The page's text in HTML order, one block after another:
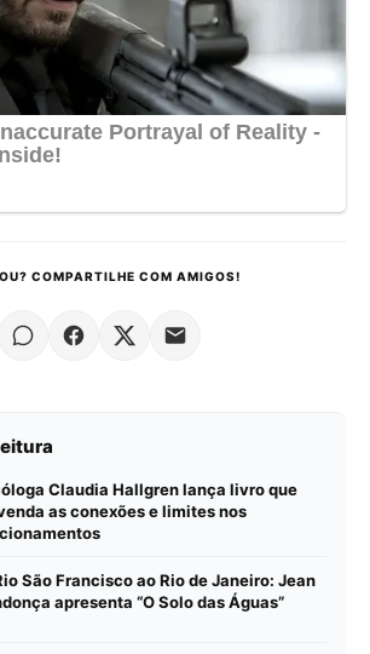
COMPARTILHE COM AMIGOS!
Claudia Hallgren lança livro que
as conexões e limites nos
São Francisco ao Rio de Janeiro: Jean
apresenta “O Solo das Águas”